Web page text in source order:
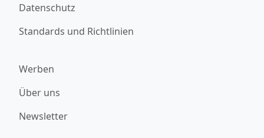
Datenschutz
Standards und Richtlinien
Werben
Über uns
Newsletter